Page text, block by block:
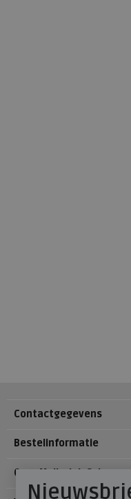
Contactgegevens
Bestelinformatie
Over Meijerink Schoenen